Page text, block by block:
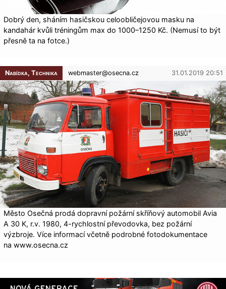
Dobrý den, sháním hasičskou celoobličejovou masku na
kandahár kvůli tréningům max do 1000–1250 Kč. (Nemusí to být
přesně ta na fotce.)
Nabídka, Technika webmaster@osecna.cz 31.01.2019 20:51
Město Osečná prodá dopravní požární skříňový automobil Avia
A 30 K, r.v. 1980, 4-rychlostní převodovka, bez požární
výzbroje. Více informací včetně podrobné fotodokumentace
na www.osecna.cz